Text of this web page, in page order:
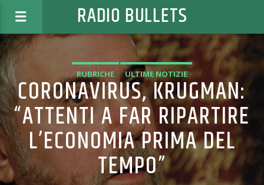
RADIO BULLETS
RUBRICHE ULTIME NOTIZIE
CORONAVIRUS, KRUGMAN:
“ATTENTI A FAR RIPARTIRE
L’ECONOMIA PRIMA DEL
TEMPO”